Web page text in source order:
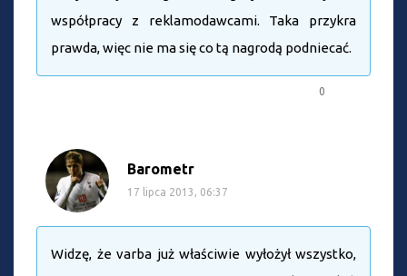
współpracy z reklamodawcami. Taka przykra
prawda, więc nie ma się co tą nagrodą podniecać.
0
Barometr
17 lipca 2013, 06:37
Widzę, że varba już właściwie wyłożył wszystko,